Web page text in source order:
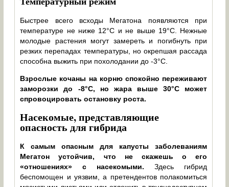
Быстрее всего всходы Мегатона появляются при
температуре не ниже 12°С и не выше 19°C. Нежные
молодые растения могут замереть и погибнуть при
резких перепадах температуры, но окрепшая рассада
способна выжить при похолодании до -3°C.
Взрослые кочаны на корню спокойно переживают
заморозки до -8°С, но жара выше 30°С может
спровоцировать остановку роста.
Насекомые, представляющие
опасность для гибрида
К самым опасным для капусты заболеваниям
Мегатон устойчив, что не скажешь о его
«отношениях» с насекомыми. Здесь гибрид
беспомощен и уязвим, а претендентов полакомиться